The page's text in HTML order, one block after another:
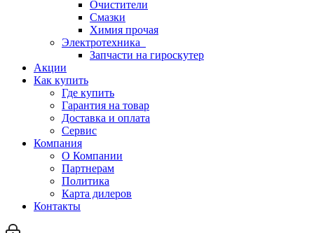
Очистители
Смазки
Химия прочая
Электротехника
Запчасти на гироскутер
Акции
Как купить
Где купить
Гарантия на товар
Доставка и оплата
Сервис
Компания
О Компании
Партнерам
Политика
Карта дилеров
Контакты